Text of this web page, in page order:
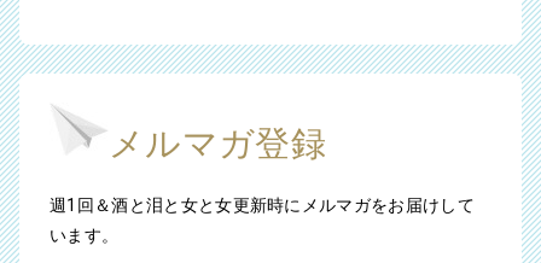
メルマガ登録
週1回＆酒と泪と女と女更新時にメルマガをお届けして
います。